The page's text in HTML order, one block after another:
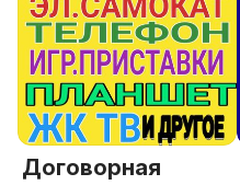
Договорная